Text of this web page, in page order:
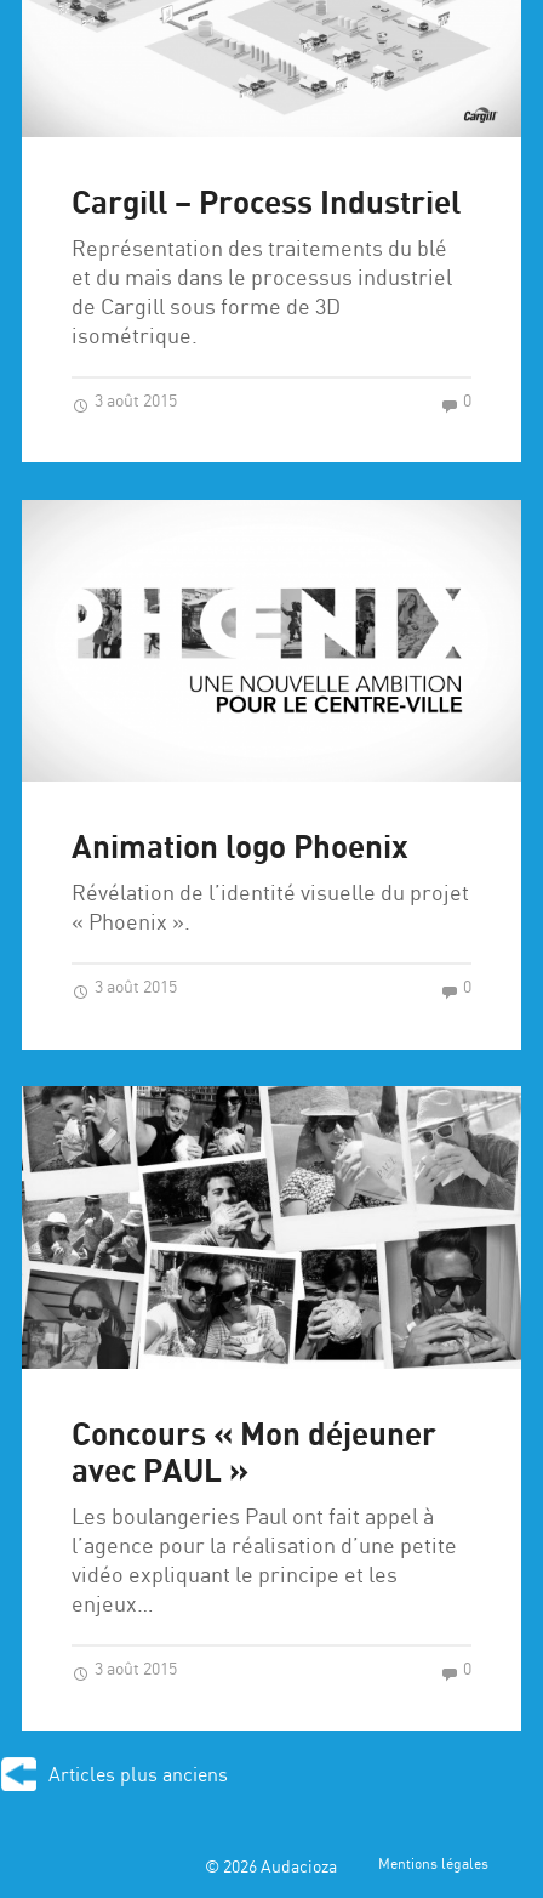
Cargill – Process Industriel
Représentation des traitements du blé
et du mais dans le processus industriel
de Cargill sous forme de 3D
isométrique.
3 août 2015 0
Animation logo Phoenix
Révélation de l’identité visuelle du projet
« Phoenix ».
3 août 2015 0
Concours « Mon déjeuner
avec PAUL »
Les boulangeries Paul ont fait appel à
l’agence pour la réalisation d’une petite
vidéo expliquant le principe et les
enjeux…
3 août 2015 0
Articles plus anciens
© 2026Audacioza Mentions légales